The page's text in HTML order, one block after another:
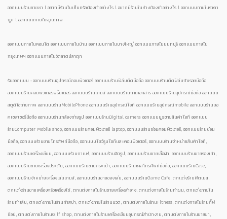
ออกแบบร้านขายชา l อยากมีร้านในเซ็นทรัลต้องทำอย่างไร l อยากมีร้านในห้างต้องทำอย่างไร l ออกแบบภายในราคา
ถูก l ออกแบบภายในคุณภาพ
ออกแบบภายในคอนโด ออกแบบภายในบ้าน ออกแบบภายในบางใหญ่ ออกแบบภายในนนทบุรี ออกแบบภายใน
กรุงเทพฯ ออกแบบภายในวัดลาดปลาดุก
รับออกแบบ : ออกแบบร้านอุปกรณ์คอมพิวเตอร์ ออกแบบร้านฟิล์มติดมือถือ ออกแบบร้านติดฟิล์มกันรอยมือถือ
ออกแบบร้านคอมพิวเตอร์พริ้นเตอร์ ออกแบบร้านเกมส์ ออกแบบร้านถ่ายเอกสาร ออกแบบร้านอุปกรณ์มือถือ ออกแบบ
สตูดิโอถ่ายภาพ ออกแบบร้านMobilePhone ออกแบบร้านอุปกรณ์ไอที ออกแบบร้านอุปกรณ์mobile ออกแบบร้านแอ
คเซสเซอรี่มือถือ ออกแบบร้านกล้องถ่ายรูป ออกแบบร้านDigital camera ออกแบบบูธขายสินค้าไอที ออกแบบ
ร้านComputer Mobile shop, ออกแบบร้านคอมพิวเตอร์ laptop, ออกแบบร้านซ่อมคอมพิวเตอร์, ออกแบบร้านซ่อม
มือถือ, ออกแบบร้านขายโทรศัพท์มือถือ, ออกแบบโชว์รูมไอทีและคอมพิวเตอร์, ออกแบบร้านจำหน่ายสินค้าไอที,
ออกแบบร้านเครื่องเขียน, ออกแบบร้านกาแฟ, ออกแบบร้านอัดรูป, ออกแบบร้านขายเสื้อผ้า, ออกแบบร้านขายรองเท้า,
ออกแบบร้านขายเครื่องประดับ, ออกแบบร้านขายกระเป๋า, ออกแบบร้านเคสโทรศัพท์มือถือ, ออกแบบร้านCase,
ออกแบบร้านจำหน่ายเครื่องเล่นเกมส์, ออกแบบร้านขายของเล่น, ออกแบบร้านGame Cafe, ตกแต่งร้านฟิตเนส,
ตกแต่งร้านขายเครื่องครัวเครื่องใช้, ตกแต่งภายในร้านขายเครื่องสำอาง, ตกแต่งภายในร้านทำผม, ตกแต่งภายใน
ร้านทำเล็บ, ตกแต่งภายในร้านทำสปา, ตกแต่งภายในร้านนวด, ตกแต่งภายในร้านFitness, ตกแต่งภายในร้านกิ๊ฟ
ช็อป, ตกแต่งภายในร้านGilf shop, ตกแต่งภายในร้านเครื่องเขียนอุปกรณ์สำนักงาน, ตกแต่งภายในร้านขายยา,